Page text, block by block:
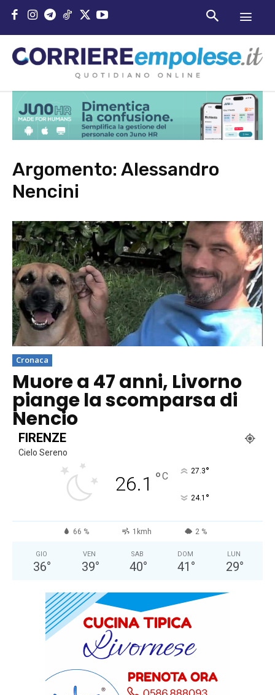
Argomento: Alessandro
Nencini
Cronaca
Muore a 47 anni, Livorno
piange la scomparsa di
Nencio
FIRENZE
Cielo Sereno
26.1 °C 27.3°
24.1 °
66 % 1kmh 2 %
GIO
36°
VEN
39°
SAB
40°
DOM
41 °
LUN
29°